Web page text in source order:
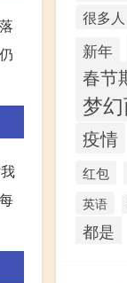
很多人
新年
春节
梦
疫情
红包
英语
都是